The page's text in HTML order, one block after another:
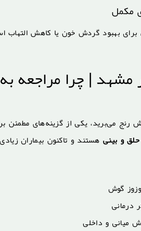
بهبود گردش خون یا کاهش التهاب
| چرا مراجعه
رنج می‌برید، یکی از گزینه‌های مطمئن
و بینیهستند و تاکنون بیماران
گوش
درمانی
میانی و داخلی